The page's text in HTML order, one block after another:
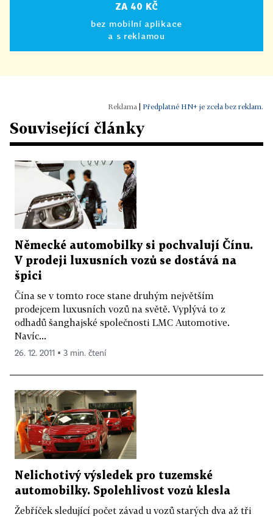
ZA 40 KČ
bez mobilní aplikace
a s reklamou
| Předplatné HN+ je zcela bez reklam.
Související články
Německé automobilky si pochvalují Čínu.
V prodeji luxusních vozů se dostává na
špici
Čína se v tomto roce stane druhým největším
prodejcem luxusních vozů na světě. Vyplývá to z
odhadů šanghajské společnosti LMC Automotive.
Navíc...
26. 12. 2011 ▪ 3 min. čtení
Nelichotivý výsledek pro tuzemské
automobilky. Spolehlivost vozů klesla
Žebříček sledující počet závad u vozů starých dva až tři